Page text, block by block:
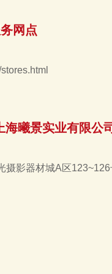
网点
海曦景实业有限公
摄影器材城A区